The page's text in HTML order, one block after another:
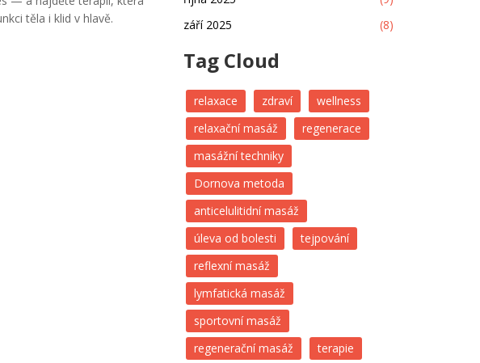
těla i klid v hlavě.
září 2025
(8)
Tag Cloud
relaxace zdraví
wellness
relaxační masáž
regenerace
masážní techniky
Dornova metoda
anticelulitidní masáž
úleva od bolesti
tejpování
reflexní masáž
lymfatická masáž
sportovní masáž
regenerační masáž
terapie